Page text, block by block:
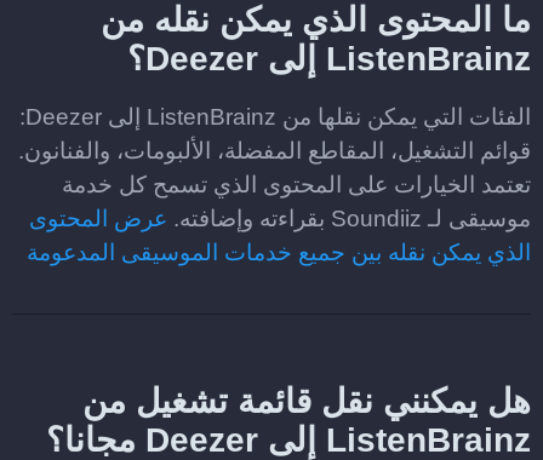
ما المحتوى الذي يمكن نقله من
ListenBrainz إلى Deezer؟
الفئات التي يمكن نقلها من ListenBrainz إلى Deezer:
قوائم التشغيل، المقاطع المفضلة، الألبومات، والفنانون.
تعتمد الخيارات على المحتوى الذي تسمح كل خدمة
موسيقى لـ Soundiiz بقراءته وإضافته.
عرض المحتوى
الذي يمكن نقله بين جميع خدمات الموسيقى المدعومة
هل يمكنني نقل قائمة تشغيل من
ListenBrainz إلى Deezer مجانا؟